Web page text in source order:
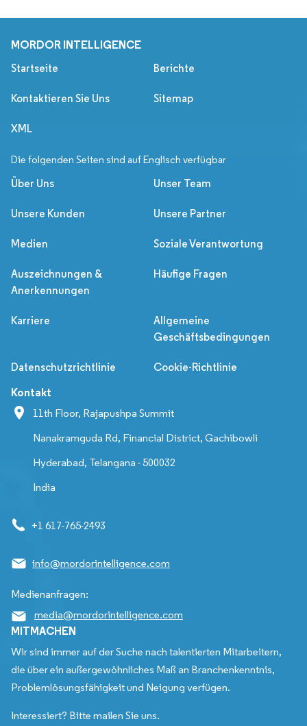
MORDOR INTELLIGENCE
Startseite Berichte
Kontaktieren Sie Uns Sitemap
XML
Die folgenden Seiten sind auf Englisch verfügbar
Über Uns Unser Team
Unsere Kunden Unsere Partner
Medien Soziale Verantwortung
Auszeichnungen &
Anerkennungen
Häufige Fragen
Karriere
Allgemeine
Geschäftsbedingungen
Datenschutzrichtlinie Cookie-Richtlinie
Kontakt
11th Floor, Rajapushpa Summit
Nanakramguda Rd, Financial District, Gachibowli
Hyderabad, Telangana - 500032
India
+1 617-765-2493
info@mordorintelligence.com
Medienanfragen:
media@mordorintelligence.com
MITMACHEN
Wir sind immer auf der Suche nach talentierten Mitarbeitern,
die über ein außergewöhnliches Maß an Branchenkenntnis,
Problemlösungsfähigkeit und Neigung verfügen.
Interessiert? Bitte mailen Sie uns.